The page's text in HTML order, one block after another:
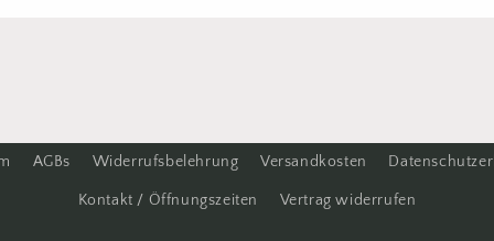
AGBs Widerrufsbelehrung Versandkosten
Kontakt / Öffnungszeiten Vertrag widerrufen